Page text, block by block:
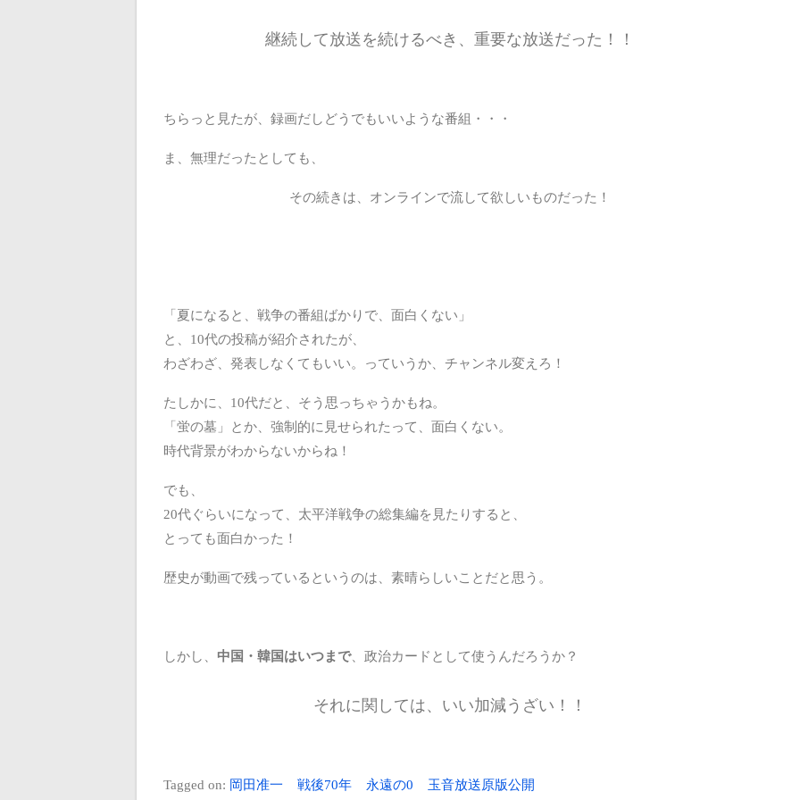
継続して放送を続けるべき、重要な放送だった！！
ちらっと見たが、録画だしどうでもいいような番組・・・
ま、無理だったとしても、
その続きは、オンラインで流して欲しいものだった！
「夏になると、戦争の番組ばかりで、面白くない」
と、10代の投稿が紹介されたが、
わざわざ、発表しなくてもいい。っていうか、チャンネル変えろ！
たしかに、10代だと、そう思っちゃうかもね。
「蛍の墓」とか、強制的に見せられたって、面白くない。
時代背景がわからないからね！
でも、
20代ぐらいになって、太平洋戦争の総集編を見たりすると、
とっても面白かった！
歴史が動画で残っているというのは、素晴らしいことだと思う。
しかし、 中国・韓国はいつまで、政治カードとして使うんだろうか？
それに関しては、いい加減うざい！！
Tagged on: 岡田准一 戦後70年 永遠の0 玉音放送原版公開